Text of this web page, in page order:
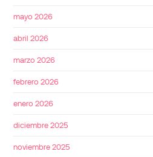
mayo 2026
abril 2026
marzo 2026
febrero 2026
enero 2026
diciembre 2025
noviembre 2025